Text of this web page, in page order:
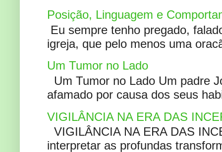
Posição, Linguagem e
Eu sempre tenho pregado,
igreja, que pelo menos uma
Um Tumor no Lado
Um Tumor no Lado Um padre
afamado por causa dos seus
VIGILÂNCIA NA ERA DAS
VIGILÂNCIA NA ERA DAS
interpretar as profundas